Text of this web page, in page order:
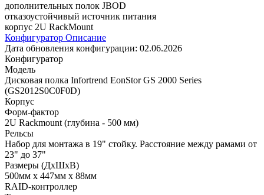
дополнительных полок JBOD
отказоустойчивый источник питания
корпус 2U RackMount
Конфигуратор Описание
Дата обновления конфигурации: 02.06.2026
Конфигуратор
Модель
Дисковая полка Infortrend EonStor GS 2000 Series
(GS2012S0C0F0D)
Корпус
Форм-фактор
2U Rackmount (глубина - 500 мм)
Рельсы
Набор для монтажа в 19" стойку. Расстояние между рамами от
23" до 37"
Размеры (ДхШхВ)
500мм х 447мм х 88мм
RAID-контроллер